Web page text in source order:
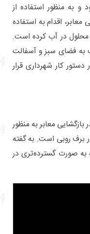
و به منظور استفاده از
اقدام به استفاده
محلول در آب کرده است.
به فضای سبز و آسفالت
کار شهرداری قرار
معابر به منظور
روبی است. به گفته
به صورت گسترده‌تری در